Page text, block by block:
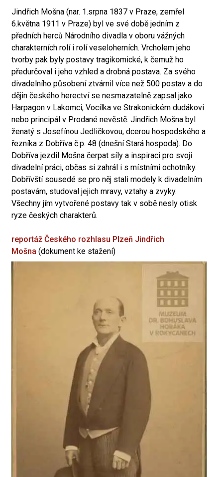
Jindřich Mošna (nar. 1.srpna 1837 v Praze, zemřel
6.května 1911 v Praze) byl ve své době jedním z
předních herců Národního divadla v oboru vážných
charakterních rolí i rolí veseloherních. Vrcholem jeho
tvorby pak byly postavy tragikomické, k čemuž ho
předurčoval i jeho vzhled a drobná postava. Za svého
divadelního působení ztvárnil více než 500 postav a do
dějin českého herectví se nesmazatelně zapsal jako
Harpagon v Lakomci, Vocílka ve Strakonickém dudákovi
nebo principál v Prodané nevěstě. Jindřich Mošna byl
ženatý s Josefínou Jedličkovou, dcerou hospodského a
řezníka z Dobříva č.p. 48 (dnešní Stará hospoda). Do
Dobříva jezdil Mošna čerpat síly a inspiraci pro svoji
divadelní práci, občas si zahrál i s místními ochotníky.
Dobřívští sousedé se pro něj stali modely k divadelním
postavám, studoval jejich mravy, vztahy a zvyky.
Všechny jím vytvořené postavy tak v sobě nesly otisk
ryze českých charakterů.
reportáž Českého rozhlasu Plzeň Jindřich
Mošna (dokument ke stažení)